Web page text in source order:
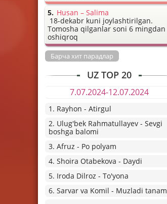
Husan – Salima
18-dekabr kuni joylashtirilgan.
Tomosha qilganlar soni 6 mingdan
oshiqroq
Барча хит парадлар
UZ TOP 20
7.07.2024-12.07.2024
1. Rayhon - Atirgul
2. Ulug'bek Rahmatullayev - Sevgi
boshga balomi
3. Afruz - Po polyam
4. Shoira Otabekova - Daydi
5. Iroda Dilroz - To'yona
6. Sarvar va Komil - Muzladi tanam